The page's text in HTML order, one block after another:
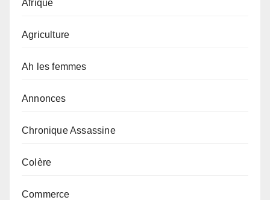
Afrique
Agriculture
Ah les femmes
Annonces
Chronique Assassine
Colère
Commerce